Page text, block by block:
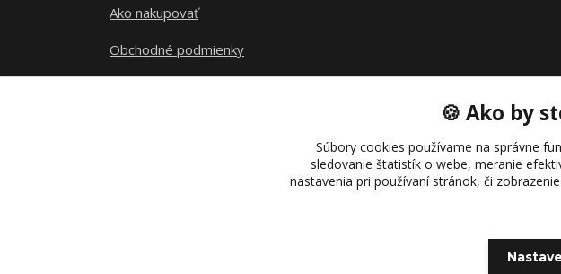
Ako nakupovať
Obchodné podmienky
🍪 Ako by
Súbory cookies používame na správne
sledovanie štatistík o webe, meranie
nastavenia pri používaní stránok, či